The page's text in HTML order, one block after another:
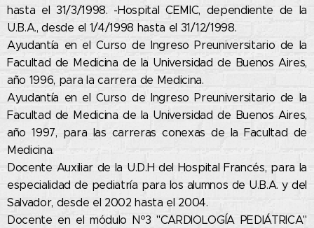
hasta el 31/3/1998. -Hospital CEMIC, dependiente de la
U.B.A., desde el 1/4/1998 hasta el 31/12/1998.
Ayudantía en el Curso de Ingreso Preuniversitario de la
Facultad de Medicina de la Universidad de Buenos Aires,
año 1996, para la carrera de Medicina.
Ayudantía en el Curso de Ingreso Preuniversitario de la
Facultad de Medicina de la Universidad de Buenos Aires,
año 1997, para las carreras conexas de la Facultad de
Medicina.
Docente Auxiliar de la U.D.H del Hospital Francés, para la
especialidad de pediatría para los alumnos de U.B.A. y del
Salvador, desde el 2002 hasta el 2004.
Docente en el módulo Nº3 "CARDIOLOGÍA PEDIÁTRICA"